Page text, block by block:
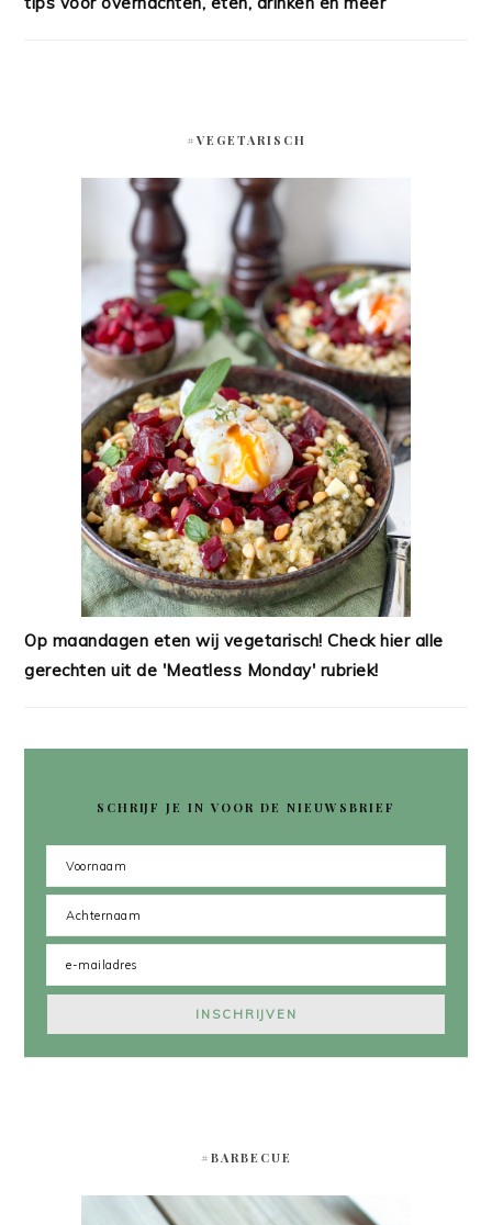
#VEGETARISCH
Op maandagen eten wij vegetarisch! Check hier alle
gerechten uit de 'Meatless Monday' rubriek!
SCHRIJF JE IN VOOR DE NIEUWSBRIEF
#BARBECUE